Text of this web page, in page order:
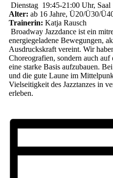
Dienstag 19:45-21:00 Uhr, Saal
Alter: ab 16 Jahre, Ü20/Ü30/
Trainerin: Katja Rausch
Broadway Jazzdance ist ein
energiegeladene Bewegungen,
Ausdruckskraft vereint. Wir
Choreografien, sondern auch
eine starke Basis aufzubauen.
und die gute Laune im
Vielseitigkeit des Jazztanzes in
erleben.